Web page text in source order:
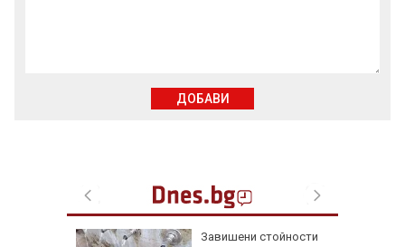
Завишени стойности
ДОБАВИ